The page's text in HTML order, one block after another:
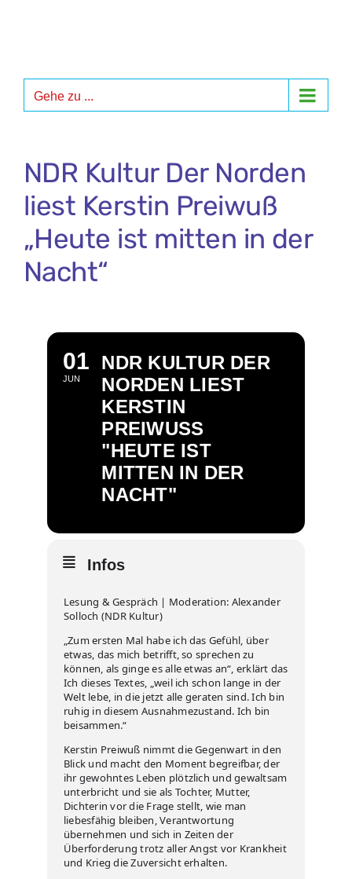
Gehe zu ...
NDR Kultur Der Norden
liest Kerstin Preiwuß
„Heute ist mitten in der
Nacht“
01
JUN
NDR KULTUR DER
NORDEN LIEST
KERSTIN
PREIWUSS "
HEUTE IST M
ITTEN IN DER N
ACHT"
Infos
Lesung & Gespräch | Moderation: Alexander
Solloch (NDR Kultur)
„Zum ersten Mal habe ich das Gefühl, über
etwas, das mich betrifft, so sprechen zu
können, als ginge es alle etwas an“, erklärt das
Ich dieses Textes, „weil ich schon lange in der
Welt lebe, in die jetzt alle geraten sind. Ich bin
ruhig in diesem Ausnahmezustand. Ich bin
beisammen.“
Kerstin Preiwuß nimmt die Gegenwart in den
Blick und macht den Moment begreifbar, der
ihr gewohntes Leben plötzlich und gewaltsam
unterbricht und sie als Tochter, Mutter,
Dichterin vor die Frage stellt, wie man
liebesfähig bleiben, Verantwortung
übernehmen und sich in Zeiten der
Überforderung trotz aller Angst vor Krankheit
und Krieg die Zuversicht erhalten.